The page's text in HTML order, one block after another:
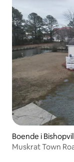
Boende i
Muskrat Town